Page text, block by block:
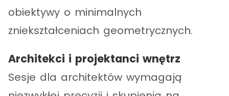
obiektywy o minimalnych
zniekształceniach geometrycznych.
Architekci i projektanci wnętrz
Sesje dla architektów wymagają